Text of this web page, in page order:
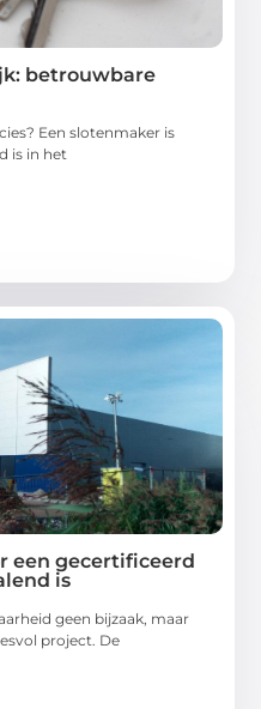
betrouwbare
Een slotenmaker is
is in het
een gecertificeerd
is
geen bijzaak, maar
project. De